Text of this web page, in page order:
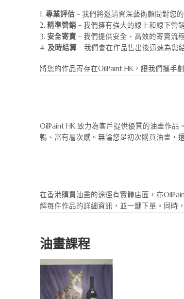
專業評估 – 我們將邀請資深藝術顧問對您
精準營銷 – 我們擁有強大的線上和線下營
安全寄賣 – 我們提供安全、高效的寄賣流
及時結算 – 我們會在作品售出後迅速為您
將您的作品寄存在OilPaint HK，讓我們攜手
OilPaint HK 致力為客戶提供優質的油畫作
暢、富有層次感。無論您是初次購買油畫，
在香港購買油畫的途徑有實體店面，亦
解每件作品的詳細資訊，並一鍵下單。同時
油畫課程